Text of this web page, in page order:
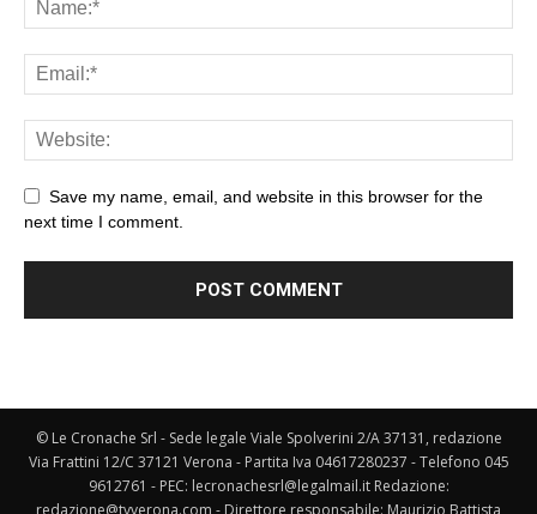
Save my name, email, and website in this browser for the
next time I comment.
© Le Cronache Srl - Sede legale Viale Spolverini 2/A 37131, redazione
Via Frattini 12/C 37121 Verona - Partita Iva 04617280237 - Telefono 045
9612761 - PEC: lecronachesrl@legalmail.it Redazione:
redazione@tvverona.com - Direttore responsabile: Maurizio Battista